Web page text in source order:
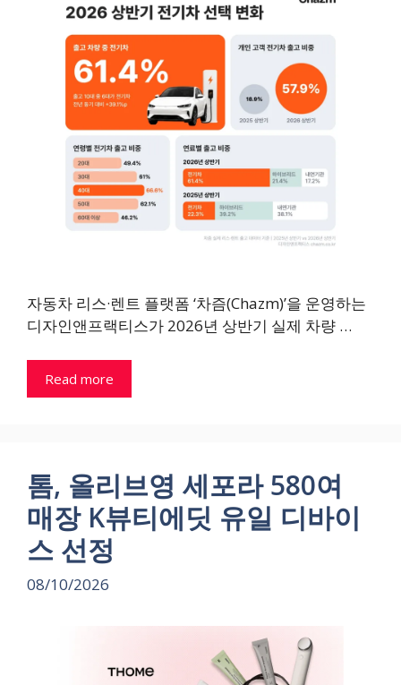
자동차 리스·렌트 플랫폼 ‘차즘(Chazm)’을 운영하는
디자인앤프랙티스가 2026년 상반기 실제 차량 …
Read more
톰, 올리브영 세포라 580여
매장 K뷰티에딧 유일 디바이
스 선정
08/10/2026